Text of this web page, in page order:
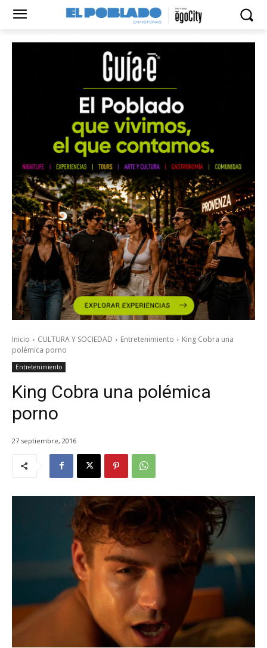
Inicio CULTURA Y SOCIEDAD Entretenimiento
King Cobra una
polémica porno
Entretenimiento
King Cobra una polémica
porno
27 septiembre, 2016